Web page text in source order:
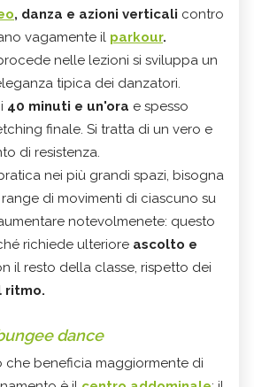
, danza e azioni verticali contro
vagamente il parkour.
nelle lezioni si sviluppa un
tipica dei danzatori.
40 minuti e un'ora e spesso
finale. Si tratta di un vero e
di resistenza.
nei più grandi spazi, bisogna
di movimenti di ciascuno su
notevolmenete: questo
richiede ulteriore ascolto e
il resto della classe, rispetto dei
ritmo.
dance
beneficia maggiormente di